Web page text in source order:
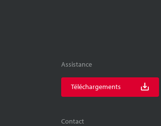
Assistance
Téléchargements
Contact